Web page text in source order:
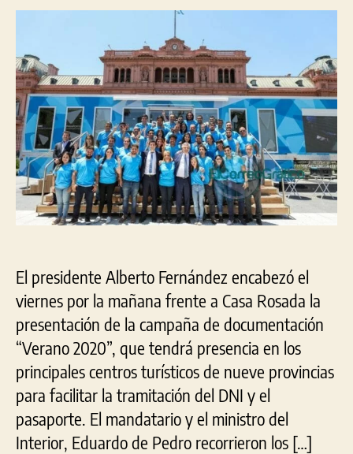
entrada
de
2020”
El presidente Alberto Fernández encabezó el
viernes por la mañana frente a Casa Rosada la
presentación de la campaña de documentación
“Verano 2020”, que tendrá presencia en los
principales centros turísticos de nueve provincias
para facilitar la tramitación del DNI y el
pasaporte. El mandatario y el ministro del
Interior, Eduardo de Pedro recorrieron los […]